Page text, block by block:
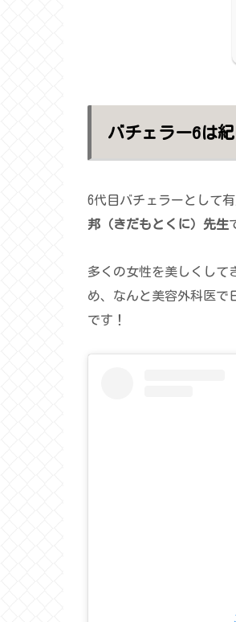
バチェラー6は
6代目バチェラーとして
邦（きだもとくに）先生
多くの女性を美しくして
め、なんと美容外科医で
です！